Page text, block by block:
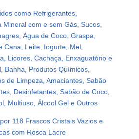
como Refrigerantes,
Mineral com e sem Gás, Sucos,
Água de Coco, Graspa,
Cana, Leite, Iogurte, Mel,
Licores, Cachaça, Enxaguatório e
Banha, Produtos Químicos,
de Limpeza, Amaciantes, Sabão
Desinfetantes, Sabão de Coco,
Multiuso, Álcool Gel e Outros
118 Frascos Cristais Vazios e
com Rosca Lacre